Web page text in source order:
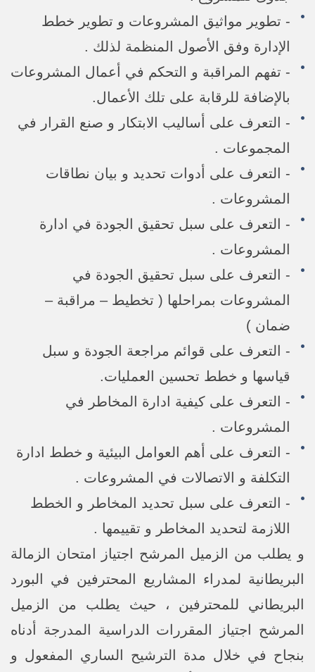
- تطوير مواثيق المشروعات و تطوير خطط
الإدارة وفق الأصول المنظمة لذلك .
- تفهم المراقبة و التحكم في أعمال المشروعات
بالإضافة للرقابة على تلك الأعمال.
- التعرف على أساليب الابتكار و صنع القرار في
المجموعات .
- التعرف على أدوات تحديد و بيان نطاقات
المشروعات .
- التعرف على سبل تحقيق الجودة في ادارة
المشروعات .
- التعرف على سبل تحقيق الجودة في
المشروعات بمراحلها ( تخطيط – مراقبة –
ضمان )
- التعرف على قوائم مراجعة الجودة و سبل
قياسها و خطط تحسين العمليات.
- التعرف على كيفية ادارة المخاطر في
المشروعات .
- التعرف على أهم العوامل البيئية و خطط ادارة
التكلفة و الاتصالات في المشروعات .
- التعرف على سبل تحديد المخاطر و الخطط
اللازمة لتحديد المخاطر و تقييمها .
و يطلب من الزميل المرشح اجتياز امتحان الزمالة
البريطانية لمدراء المشاريع المحترفين في البورد
البريطاني للمحترفين ، حيث يطلب من الزميل
المرشح اجتياز المقررات الدراسية المدرجة أدناه
بنجاح في خلال مدة الترشيح الساري المفعول و